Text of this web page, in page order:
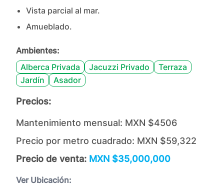
Vista parcial al mar.
Amueblado.
Ambientes:
Alberca Privada
Jacuzzi Privado
Terraza
Jardín
Asador
Precios:
Mantenimiento mensual: MXN $4506
Precio por metro cuadrado: MXN $59,322
Precio de venta: MXN $35,000,000
Ver Ubicación: